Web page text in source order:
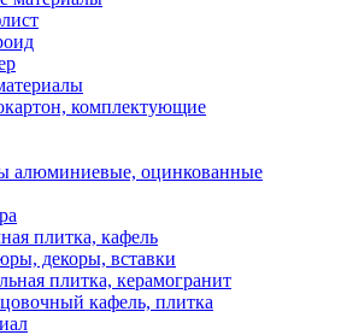
комплектующие
алюминиевые, оцинкованные
плитка, кафель
декоры, вставки
плитка, керамогранит
кафель, плитка